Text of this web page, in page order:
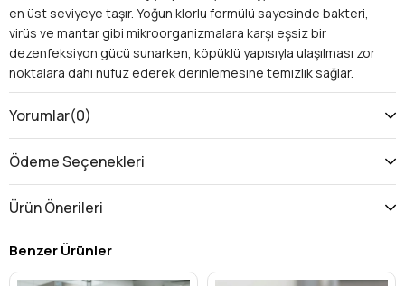
en üst seviyeye taşır. Yoğun klorlu formülü sayesinde bakteri,
virüs ve mantar gibi mikroorganizmalara karşı eşsiz bir
dezenfeksiyon gücü sunarken, köpüklü yapısıyla ulaşılması zor
noktalara dahi nüfuz ederek derinlemesine temizlik sağlar.
Gıda güvenliğinin kritik önem taşıdığı işletmelerde, HACCP
standartlarına uygun hijyen çözümü arayanlar için özel olarak
Neden Arctron Hypo Foam?
Üstün Dezenfeksiyon:
tam hijyen sağlar. Mikropları %99.9 oranında yok eder.
süre tutunarak kir ve yağ kalıntılarının derinlemesine
çözülmesini kolaylaştırır. Protein, yağ ve nişasta bazlı ağır
Yorumlar(0)
Ödeme Seçenekleri
Ürün Önerileri
Benzer Ürünler